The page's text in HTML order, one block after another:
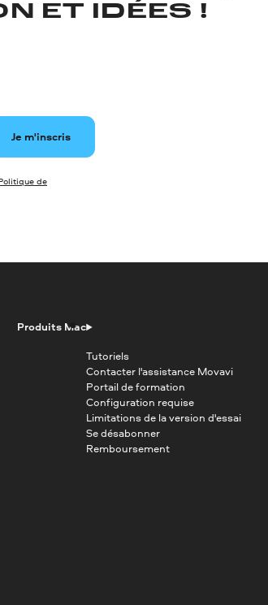
ET IDÉES !
Je m'inscris
de
Produits Mac
Tutoriels
Contacter l'assistance Movavi
Portail de formation
Configuration requise
Limitations de la version d'essai
Se désabonner
Remboursement